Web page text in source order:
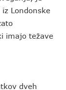
Londonske
imajo težave
dveh